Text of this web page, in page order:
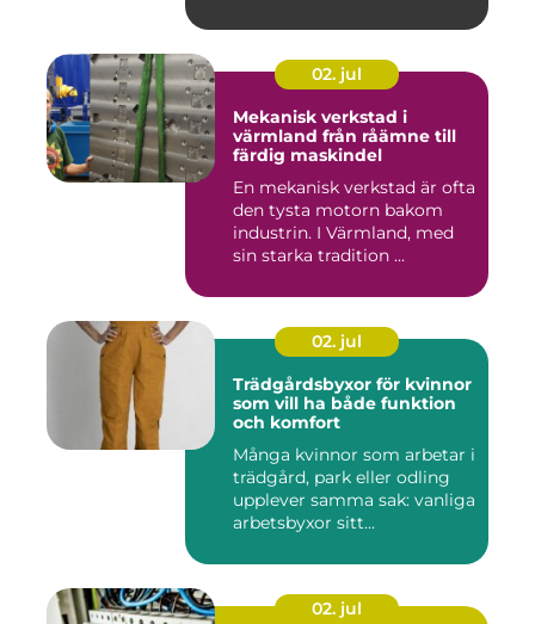
02. jul
Mekanisk verkstad i
värmland från råämne till
färdig maskindel
En mekanisk verkstad är ofta
den tysta motorn bakom
industrin. I Värmland, med
sin starka tradition ...
02. jul
Trädgårdsbyxor för kvinnor
som vill ha både funktion
och komfort
Många kvinnor som arbetar i
trädgård, park eller odling
upplever samma sak: vanliga
arbetsbyxor sitt...
02. jul